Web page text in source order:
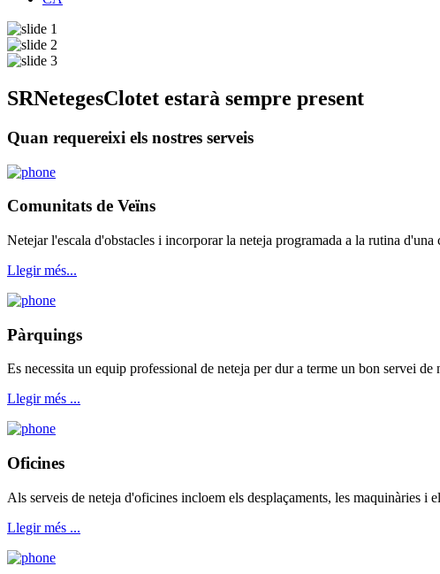
SRNetegesClotet estarà sempre present
Quan requereixi els nostres serveis
Comunitats de Veïns
Netejar l'escala d'obstacles i incorporar la neteja programada a la rutina
Llegir més...
Pàrquings
Es necessita un equip professional de neteja per dur a terme un bon servei
Llegir més ...
Oficines
Als serveis de neteja d'oficines incloem els desplaçaments, les maquinàries i
Llegir més ...